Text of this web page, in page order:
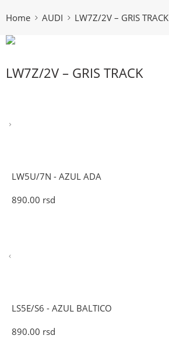
Home AUDI LW7Z/2V – GRIS TRACK
LW7Z/2V – GRIS TRACK
LW5U/7N - AZUL ADA
890.00 rsd
LS5E/S6 - AZUL BALTICO
890.00 rsd